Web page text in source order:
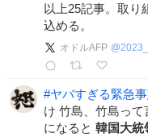
以上25記事。取り
込める。
オドルAFP @
#ヤバすぎる緊急
け 竹島、竹島っ
になると 韓国大統